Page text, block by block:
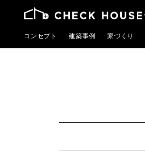
コンセプト 建築事例 家づくり